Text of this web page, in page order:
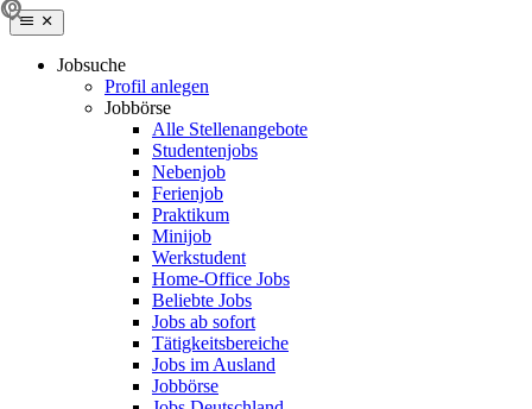
Jobsuche
Profil anlegen
Jobbörse
Alle Stellenangebote
Studentenjobs
Nebenjob
Ferienjob
Praktikum
Minijob
Werkstudent
Home-Office Jobs
Beliebte Jobs
Jobs ab sofort
Tätigkeitsbereiche
Jobs im Ausland
Jobbörse